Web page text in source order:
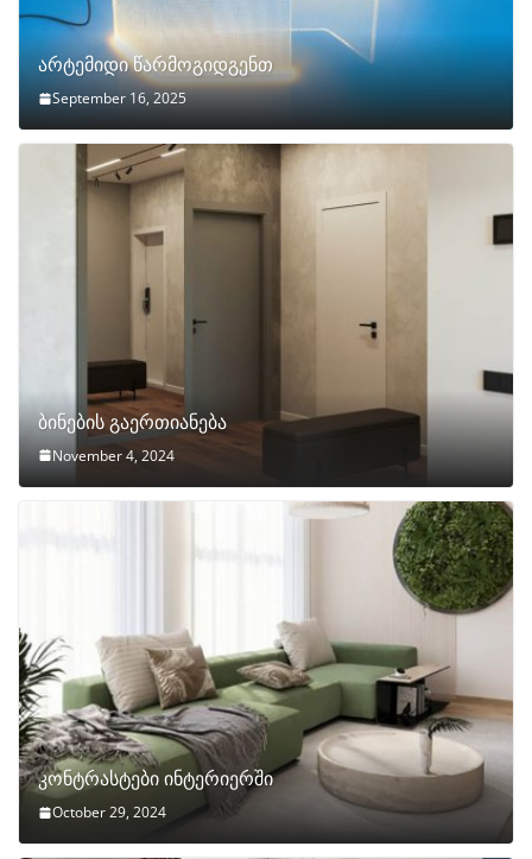
არტემიდი წარმოგიდგენთ
September 16, 2025
ბინების გაერთიანება
November 4, 2024
კონტრასტები ინტერიერში
October 29, 2024